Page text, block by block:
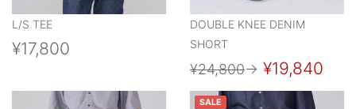
L/S TEE
¥17,800
DOUBLE KNEE DENIM
SHORT
¥24,800→ ¥19,840
SALE